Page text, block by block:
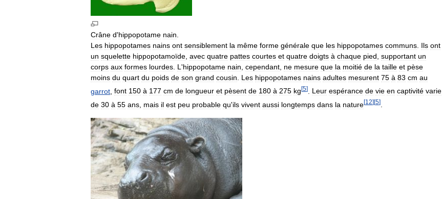
Crâne d'hippopotame nain
Les hippopotames nains ont sensiblement la même forme générale que les hippopotames communs Ils ont
un squelette hippopotamoïde avec quatre pattes courtes et quatre doigts à chaque pied supportant un
corps aux formes lourdes L 'hippopotame nain cependant ne mesure que la moitié de la taille et pèse
moins du quart du poids de son grand cousin Les hippopotames nains adultes mesurent 75 à 83 cm au
garrot font 150 à 177 cm de longueur et pèsent de 180 à 275 kg[5] Leur espérance de vie en captivité varie
de 30 à 55 ans mais il est peu probable qu'ils vivent aussi longtemps dans la nature[12] [5]